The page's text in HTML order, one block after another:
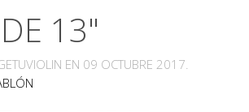
13"
EN 09 OCTUBRE 2017.